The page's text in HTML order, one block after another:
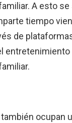
A esto se
tiempo
de
entretenimiento
ocupan